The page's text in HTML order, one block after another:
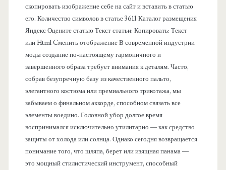
скопировать изображение себе на сайт и вставить в статью
его. Количество символов в статье 3611 Каталог размещения
Яндекс Оцените статью Текст статьи: Копировать: Текст
или Html Cменить отображение В современной индустрии
моды создание по-настоящему гармоничного и
завершенного образа требует внимания к деталям. Часто,
собрав безупречную базу из качественного пальто,
элегантного костюма или премиального трикотажа, мы
забываем о финальном аккорде, способном связать все
элементы воедино. Головной убор долгое время
воспринимался исключительно утилитарно — как средство
защиты от холода или солнца. Однако сегодня возвращается
понимание того, что шляпа, берет или изящная панама —
это мощный стилистический инструмент, способный